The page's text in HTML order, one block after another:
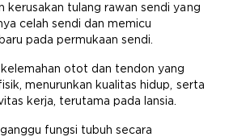
kerusakan tulang rawan sendi yang
celah sendi dan memicu
pada permukaan sendi.
otot dan tendon yang
menurunkan kualitas hidup, serta
kerja, terutama pada lansia.
fungsi tubuh secara